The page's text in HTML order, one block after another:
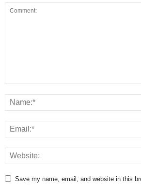
Save my name, email, and website in this